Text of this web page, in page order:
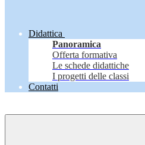
Didattica
Panoramica
Offerta formativa
Le schede didattiche
I progetti delle classi
Contatti